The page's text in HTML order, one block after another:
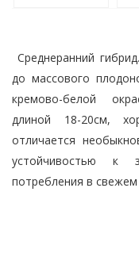
Среднеранний
до массового
кремово-белой
длиной 18-20см,
отличается
устойчивостью к
потребления в свежем